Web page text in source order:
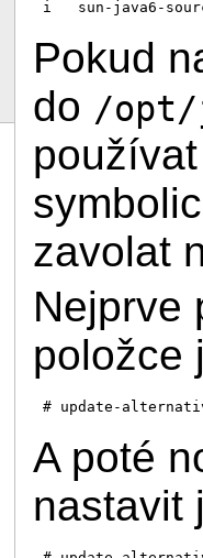
Pokud
do /opt/
zavolat
Nejprve
položce
A poté
nastavit